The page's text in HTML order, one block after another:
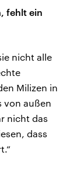
fehlt ein
nicht alle
Milizen in
von außen
nicht das
dass